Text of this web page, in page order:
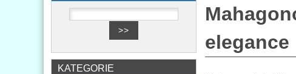
elegance
KATEGORIE